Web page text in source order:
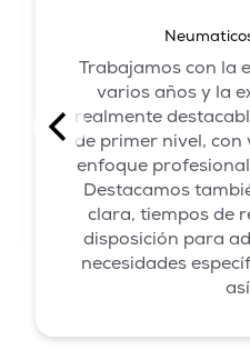
Trabajamos con la
varios años y la
realmente
de primer nivel, con
enfoque
Destacamos
clara, tiempos de
disposición para
necesidades